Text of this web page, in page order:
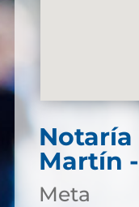
Notaría
Martín
Meta